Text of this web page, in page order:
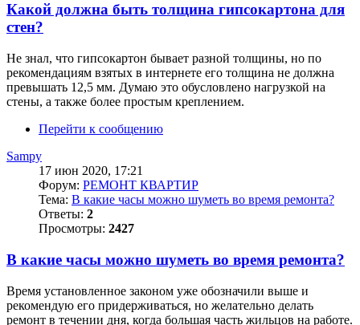
Какой должна быть толщина гипсокартона для
стен?
Не знал, что гипсокартон бывает разной толщины, но по
рекомендациям взятых в интернете его толщина не должна
превышать 12,5 мм. Думаю это обусловлено нагрузкой на
стены, а также более простым креплением.
Перейти к сообщению
Sampy
17 июн 2020, 17:21
Форум: РЕМОНТ КВАРТИР
Тема: В какие часы можно шуметь во время ремонта?
Ответы: 2
Просмотры: 2427
В какие часы можно шуметь во время ремонта?
Время установленное законом уже обозначили выше и
рекомендую его придерживаться, но желательно делать
ремонт в течении дня, когда большая часть жильцов на работе.